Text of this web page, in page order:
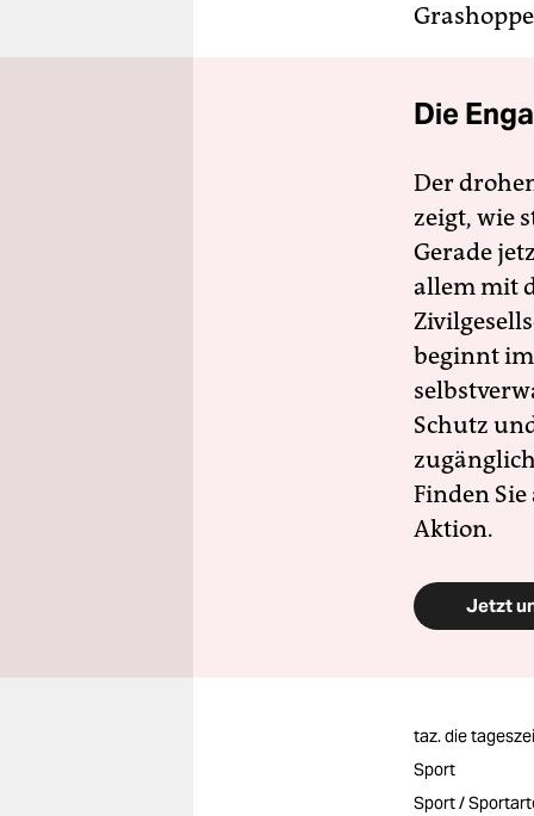
Die
Der
zeigt, wie
Gerade
allem mit
beginnt
Schutz
Finden
Aktion.
Jetzt
taz. die
Sport
Sport /